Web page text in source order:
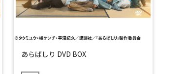
あらばしり DVD BOX